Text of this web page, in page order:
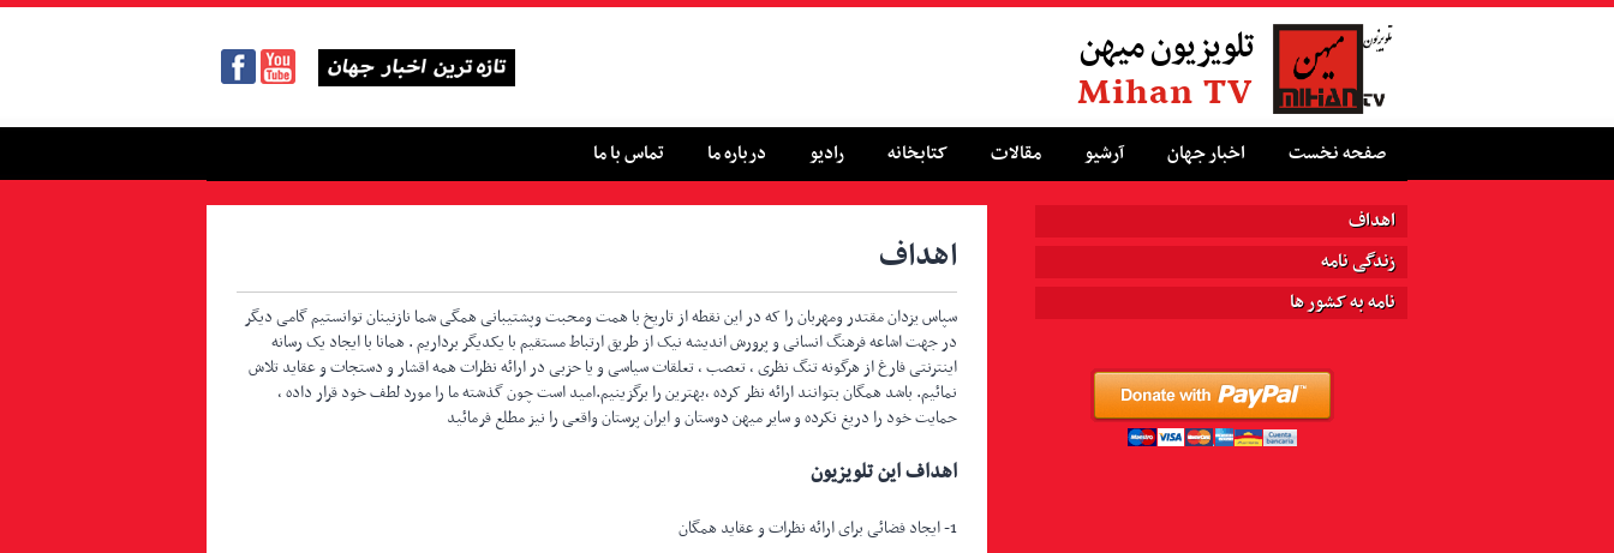
تلویزیون میهن
Mihan TV
صفحه نخست اخبار جهان آرشیو مقالات کتابخانه رادیو درباره ما تماس با ما
اهداف
سپاس یزدان مقتدر ومهربان را که در این نقطه از تاریخ با همت ومحبت وپشتیبانی همگی شما نازنینان توانستیم گامی دیگر
در جهت اشاعه فرهنگ انسانی و پرورش اندیشه نیک از طریق ارتباط مستقیم با یکدیگر برداریم . همانا با ایجاد یک رسانه
اینترنتی فارغ از هرگونه تنگ نظری ، تعصب ، تعلقات سیاسی و یا حزبی در ارائه نظرات همه اقشار و دستجات و عقاید تلاش
نمائیم. باشد همگان بتوانند ارائه نظر کرده ،بهترین را برگزینیم.امید است چون گذشته ما را مورد لطف خود قرار داده ،
حمایت خود را دریغ نکرده و سایر میهن دوستان و ایران پرستان واقعی را نیز مطلع فرمائید
اهداف این تلویزیون
1- ایجاد فضائی برای ارائه نظرات و عقاید همگان
اهداف
زندگی نامه
نامه به کشور ها